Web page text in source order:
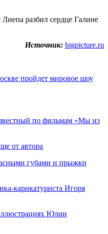
разбил сердце Галине
Источник: bigpicture.ru
пройдет мировое шоу
по фильмам «Мы из
от автора
губами и прыжки
карикатуриста Игоря
Юлии